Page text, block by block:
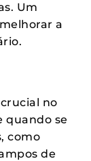
Um
a
no
quando se
como
de